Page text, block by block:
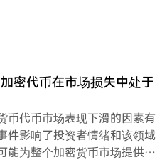
密代币在市场损失中处于
币代币市场表现下滑的因素有
件影响了投资者情绪和该领域
能为整个加密货币市场提供更